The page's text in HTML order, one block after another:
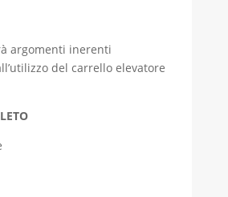
argomenti inerenti
del carrello elevatore